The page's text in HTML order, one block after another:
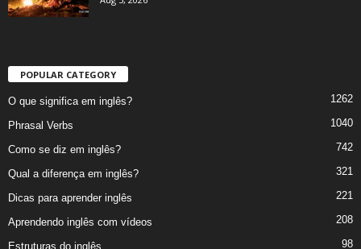
POPULAR CATEGORY
O que significa em inglês? 1262
Phrasal Verbs 1040
Como se diz em inglês? 742
Qual a diferença em inglês? 321
Dicas para aprender inglês 221
Aprendendo inglês com vídeos 208
Estruturas do inglês 98